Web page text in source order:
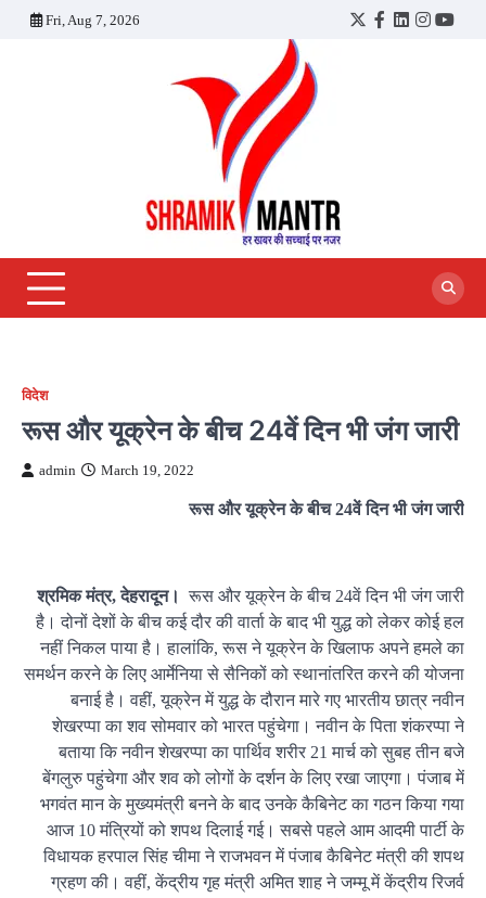
Fri, Aug 7, 2026
Twitter
Facebook
LinkedIn
विदेश
रूस और यूक्रेन के बीच 24वें दिन भी जंग जारी
admin March 19, 2022
रूस और यूक्रेन के बीच 24वें दिन भी जंग जारी
श्रमिक मंत्र, देहरादून। रूस और यूक्रेन के बीच 24वें दिन भी जंग जारी
है। दोनों देशों के बीच कई दौर की वार्ता के बाद भी युद्ध को लेकर कोई हल
नहीं निकल पाया है। हालांकि, रूस ने यूक्रेन के खिलाफ अपने हमले का
समर्थन करने के लिए आर्मेनिया से सैनिकों को स्थानांतरित करने की योजना
बनाई है। वहीं, यूक्रेन में युद्ध के दौरान मारे गए भारतीय छात्र नवीन
शेखरप्पा का शव सोमवार को भारत पहुंचेगा। नवीन के पिता शंकरप्पा ने
बताया कि नवीन शेखरप्पा का पार्थिव शरीर 21 मार्च को सुबह तीन बजे
बेंगलुरु पहुंचेगा और शव को लोगों के दर्शन के लिए रखा जाएगा। पंजाब में
भगवंत मान के मुख्यमंत्री बनने के बाद उनके कैबिनेट का गठन किया गया
आज 10 मंत्रियों को शपथ दिलाई गई। सबसे पहले आम आदमी पार्टी के
विधायक हरपाल सिंह चीमा ने राजभवन में पंजाब कैबिनेट मंत्री की शपथ
ग्रहण की। वहीं, केंद्रीय गृह मंत्री अमित शाह ने जम्मू में केंद्रीय रिजर्व